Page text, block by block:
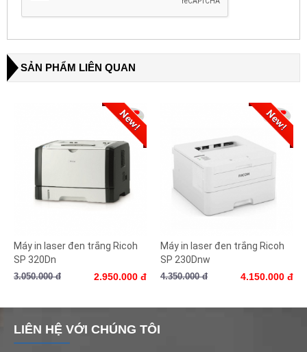
SẢN PHẨM LIÊN QUAN
Máy in laser đen trắng Ricoh
SP 320Dn
3.050.000 đ 2.950.000 đ
Máy in laser đen trắng Ricoh
SP 230Dnw
4.350.000 đ 4.150.000 đ
LIÊN HỆ VỚI CHÚNG TÔI